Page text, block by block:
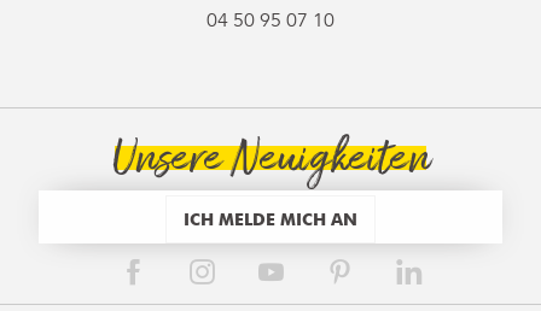
04 50 95 07 10
Unsere Neuigkeiten
ICH MELDE MICH AN